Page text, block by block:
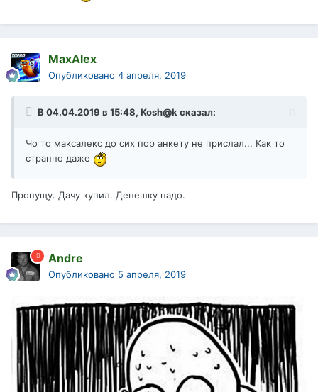
MaxAlex
Опубликовано 4 апреля, 2019
В 04.04.2019 в 15:48, Kosh@kсказал:
Чо то максалекс до сих пор анкету не прислал... Как то
странно даже
Пропущу. Дачу купил. Денешку надо.
Andre
Опубликовано 5 апреля, 2019